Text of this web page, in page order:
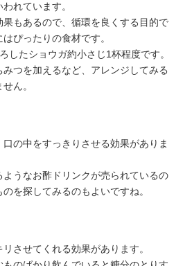
れています。
果もあるので、循環を良くする目的で
ぴったりの食材です。
したショウガ約小さじ1杯程度です。
つを加えるなど、アレンジしてみる
ん。
の中をすっきりさせる効果がありま
うなお酢ドリンクが売られているの
を探してみるのもよいですね。
させてくれる効果があります。